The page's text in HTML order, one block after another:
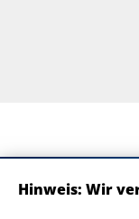
Hinweis: Wir